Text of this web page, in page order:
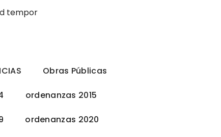
tempor
Obras Públicas
ordenanzas 2015
ordenanzas 2020